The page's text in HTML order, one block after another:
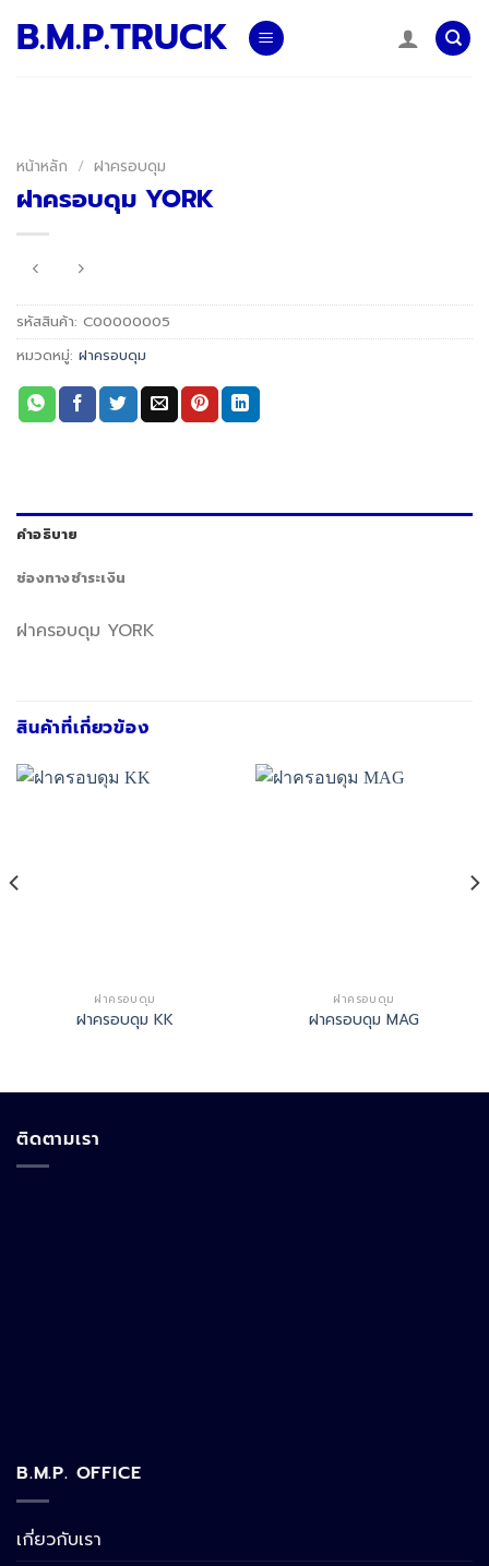
B.M.P.TRUCK
หน้าหลัก / ฝาครอบดุม
ฝาครอบดุม YORK
รหัสสินค้า: C00000005
หมวดหมู่: ฝาครอบดุม
คำอธิบาย
ช่องทางชำระเงิน
ฝาครอบดุม YORK
สินค้าที่เกี่ยวข้อง
ฝาครอบดุม
ฝาครอบดุม KK
ฝาครอบดุม
ฝาครอบดุม MAG
ติดตามเรา
B.M.P. OFFICE
เกี่ยวกับเรา